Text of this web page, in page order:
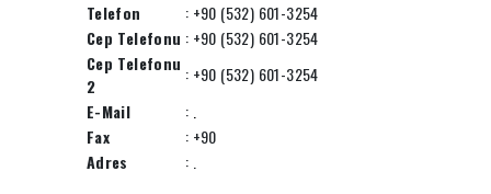
Telefon
: +90 (532) 601-3254
Cep Telefonu : +90 (532) 601-3254
Cep Telefonu
2
: +90 (532) 601-3254
E-Mail
:
Fax
: +90
Adres
: .